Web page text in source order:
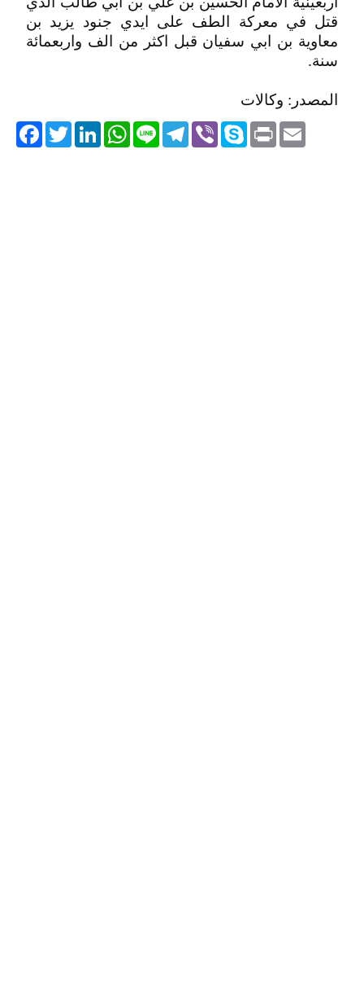
قتل في معركة الطف على ايدي جنود يزيد بن
معاوية بن ابي سفيان قبل اكثر من الف واربعمائة
سنة.
المصدر: وكالات
TwitterLinkedIn
WhatsApp Line
Telegram ViberSkype PrintEmail